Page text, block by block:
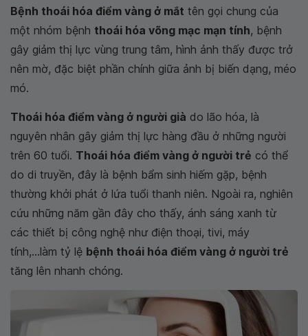
Bệnh thoái hóa điểm vàng ở mắt tên gọi chung của
một nhóm bệnh thoái hóa võng mạc mạn tính, bệnh
gây giảm thị lực vùng trung tâm, hình ảnh thấy được trở
nên mờ, đặc biệt phần chính giữa ảnh bị biến dạng, méo
mó.
Thoái hóa điểm vàng ở người già do lão hóa, là
nguyên nhân gây giảm thị lực hàng đầu ở những người
trên 60 tuổi. Thoái hóa điểm vàng ở người trẻ có thể
do di truyền, đây là bệnh bẩm sinh hiếm gặp, bệnh
thường khởi phát ở lứa tuổi thanh niên. Ngoài ra, nghiên
cứu những năm gần đây cho thấy, ánh sáng xanh từ
các thiết bị công nghệ như điện thoại, tivi, máy
tính,...làm tỷ lệ bệnh thoái hóa điểm vàng ở người trẻ
tăng lên nhanh chóng.